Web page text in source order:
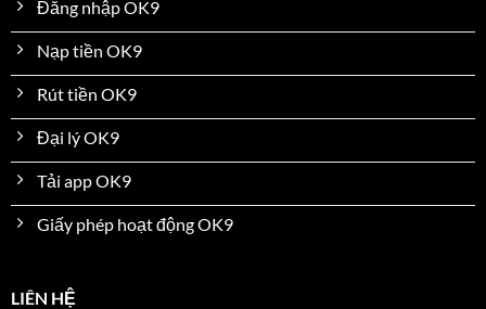
Đăng nhập OK9
Nạp tiền OK9
Rút tiền OK9
Đại lý OK9
Tải app OK9
Giấy phép hoạt động OK9
LIÊN HỆ